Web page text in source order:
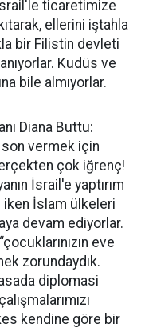
ticaretimize
ellerini iştahla
bir Filistin devleti
Kudüs ve
bile almıyorlar.
Diana Buttu:
son vermek için
çok iğrenç!
İsrail'e yaptırım
iken İslam ülkeleri
devam ediyorlar.
eve
zorundaydık.
diplomasi
kendine göre bir